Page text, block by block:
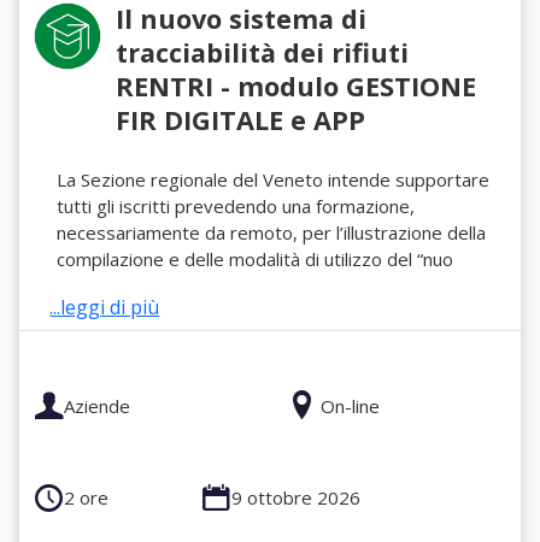
Il nuovo sistema di
tracciabilità dei rifiuti
RENTRI - modulo GESTIONE
FIR DIGITALE e APP
La Sezione regionale del Veneto intende supportare
tutti gli iscritti prevedendo una formazione,
necessariamente da remoto, per l’illustrazione della
compilazione e delle modalità di utilizzo del “nuo
...leggi di più
Aziende On-line
2 ore 9 ottobre 2026